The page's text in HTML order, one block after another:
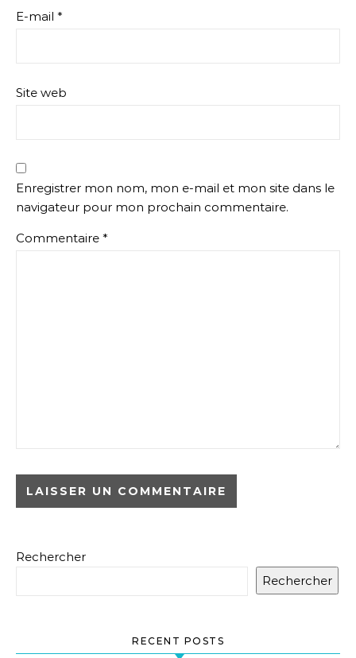
E-mail *
Site web
Enregistrer mon nom, mon e-mail et mon site dans le
navigateur pour mon prochain commentaire.
Commentaire *
Rechercher
Rechercher
RECENT POSTS